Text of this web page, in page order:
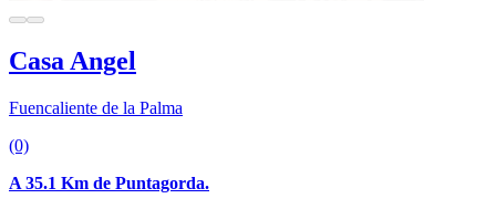
Casa Angel
Fuencaliente de la Palma
(0)
A 35.1 Km de Puntagorda.